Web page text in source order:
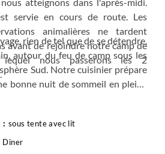
servie en cours de route. Les
animalières ne tardent
avant de rejoindre notre camp de
lequel nous passerons les 2
rien de tel que de se détendre,
autour du feu de camp sous les
Sud. Notre cuisinier prépare
bonne nuit de sommeil en pleine
sous tente avec lit
Diner